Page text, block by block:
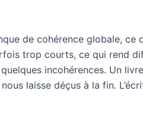
de cohérence globale, ce
trop courts, ce qui rend
incohérences. Un
laisse déçus à la fin.